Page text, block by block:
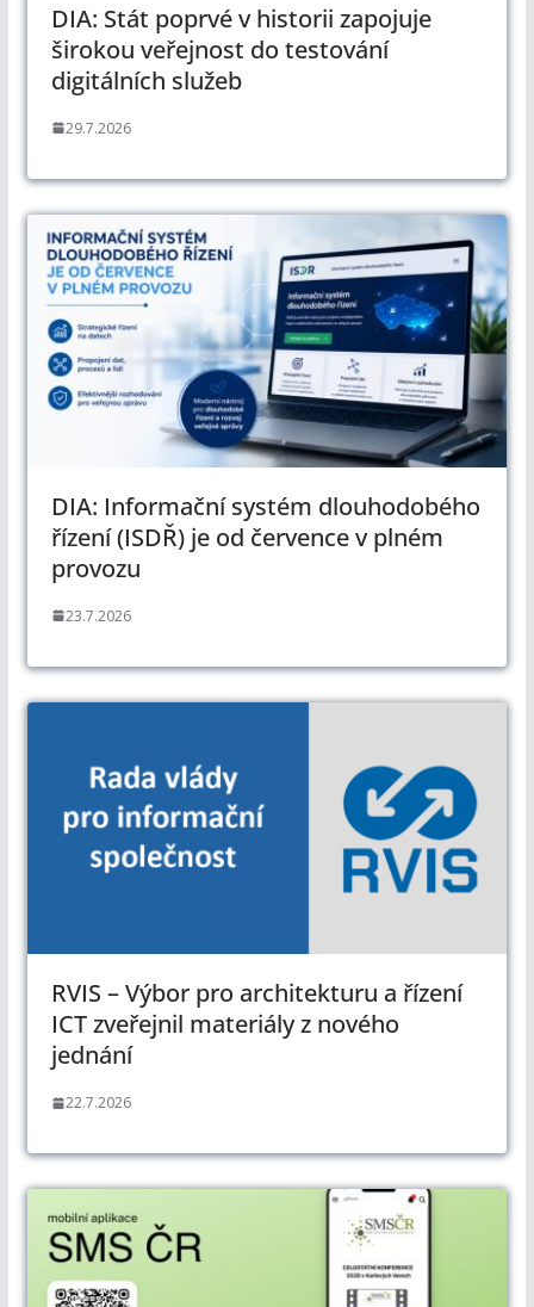
DIA: Stát poprvé v historii zapojuje
širokou veřejnost do testování
digitálních služeb
29.7.2026
DIA: Informační systém dlouhodobého
řízení (ISDŘ) je od července v plném
provozu
23.7.2026
RVIS – Výbor pro architekturu a řízení
ICT zveřejnil materiály z nového
jednání
22.7.2026